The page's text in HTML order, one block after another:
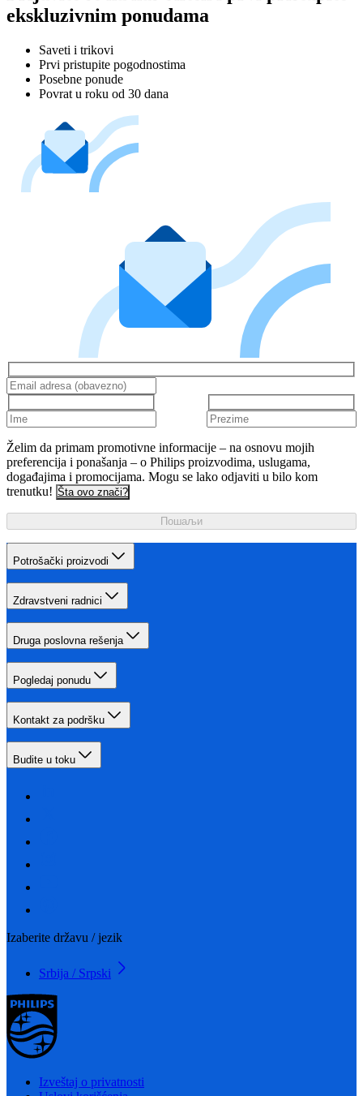
ekskluzivnim ponudama
Saveti i trikovi
Prvi pristupite pogodnostima
Posebne ponude
Povrat u roku od 30 dana
Želim da primam promotivne informacije – na osnovu mojih
preferencija i ponašanja – o Philips proizvodima, uslugama,
događajima i promocijama. Mogu se lako odjaviti u bilo kom
trenutku! Šta ovo znači?
Пошаљи
Potrošački proizvodi
Zdravstveni radnici
Druga poslovna rešenja
Pogledaj ponudu
Kontakt za podršku
Budite u toku
Izaberite državu / jezik
Srbija / Srpski
Izveštaj o privatnosti